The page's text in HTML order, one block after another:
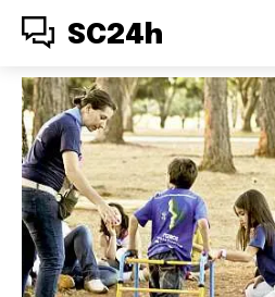
SC24h